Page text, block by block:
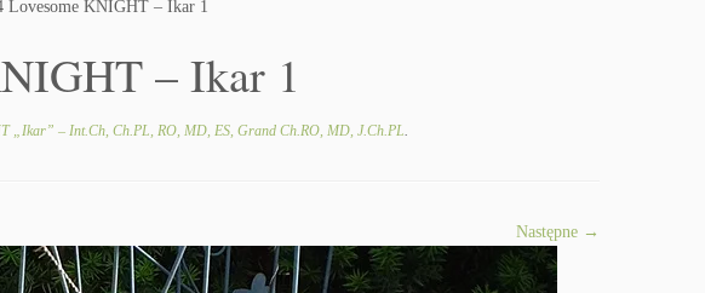
Lovesome KNIGHT – Ikar 1
– Ikar 1
„Ikar” – Int.Ch, Ch.PL, RO, MD, ES, Grand Ch.RO, MD, J.Ch.PL.
Następne →